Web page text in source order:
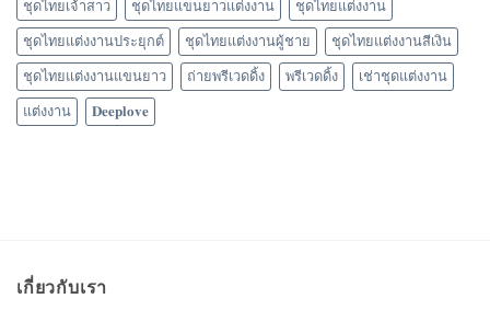
ชุดไทยเจ้าสาว ชุดไทยแขนยาวแต่งงาน ชุดไทยแต่งงาน
ชุดไทยแต่งงานประยุกต์ ชุดไทยแต่งงานผู้ชาย ชุดไทยแต่งงานสีเงิน
ชุดไทยแต่งงานแขนยาว ถ่ายพรีเวดดิ้ง พรีเวดดิ้ง เช่าชุดแต่งงาน
แต่งงาน 𝐃𝐞𝐞𝐩𝐥𝐨𝐯𝐞
เกี่ยวกับเรา